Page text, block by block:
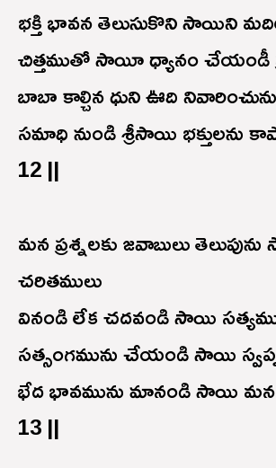
భక్తి భావన తెలుసుకొని సాయిని
చిత్తముతో సాయీ ధ్యానం చేయండీ
బాబా కాల్చిన ధుని ఊది
సమాధి నుండి శ్రీసాయి
12 ||
మన ప్రశ్నలకు జవాబులు
చరితములు
వినండి లేక చదవండి సాయి
సత్సంగమును చేయండి సాయి
భేద భావమును మానండి సాయి మన
13 ||